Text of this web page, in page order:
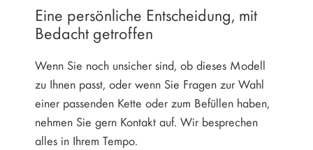
Eine persönliche Entscheidung, mit
Bedacht getroffen
Wenn Sie noch unsicher sind, ob dieses Modell
zu Ihnen passt, oder wenn Sie Fragen zur Wahl
einer passenden Kette oder zum Befüllen haben,
nehmen Sie gern Kontakt auf. Wir besprechen
alles in Ihrem Tempo.